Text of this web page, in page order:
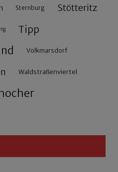
Sternburg Stötteritz
Tipp
Volkmarsdorf
Waldstraßenviertel